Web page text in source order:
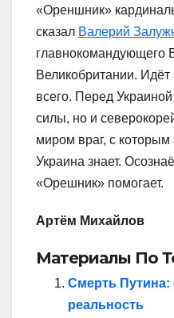
«Ореншник»
сказал Валерий
главнокомандующего
Великобритании.
всего. Перед
силы, но и
миром враг, с которым
Украина знает.
«Орешник» помогает.
Артём Михайлов
Материалы По
Смерть Путина:
реальность